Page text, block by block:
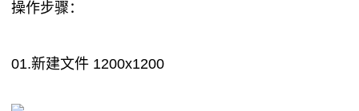
操作步骤：
01.新建文件 1200x1200